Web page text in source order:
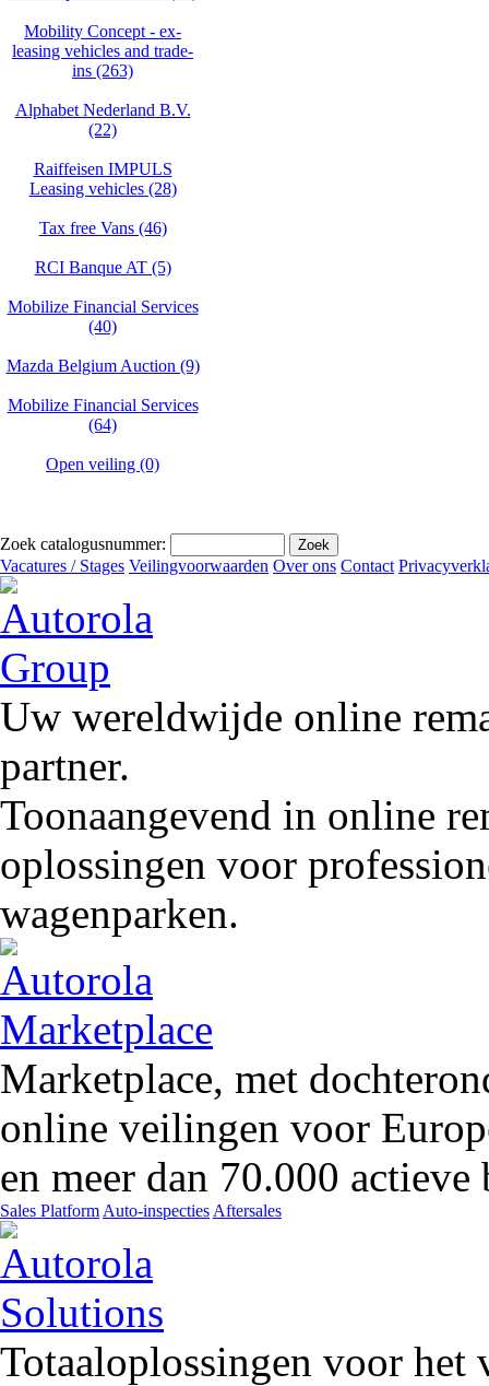
Mobility Concept - ex-
leasing vehicles and trade-
ins (263)
Alphabet Nederland B.V.
(22)
Raiffeisen IMPULS
Leasing vehicles (28)
Tax free Vans (46)
RCI Banque AT (5)
Mobilize Financial Services
(40)
Mazda Belgium Auction (9)
Mobilize Financial Services
(64)
Open veiling (0)
Zoek catalogusnummer:
Vacatures / Stages Veilingvoorwaarden Over ons Contact
Uw wereldwijde online
partner.
Toonaangevend in online
oplossingen voor
wagenparken.
Marketplace, met
online veilingen voor
en meer dan 70.000 actieve
Sales Platform Auto-inspecties Aftersales
Totaaloplossingen voor het